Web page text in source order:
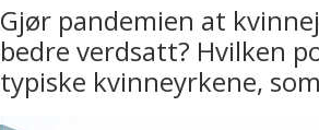
Gjør pandemien at
bedre verdsatt? Hvilken
typiske kvinneyrkene,